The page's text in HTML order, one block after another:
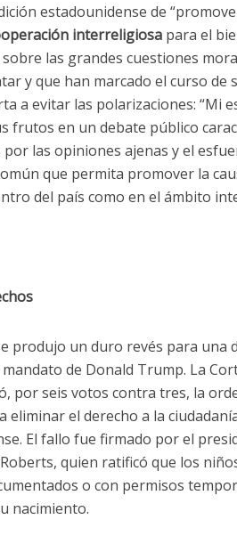
estadounidense de
interreligiosa para el
las grandes cuestiones
y que han marcado el curso de
a evitar las polarizaciones: “Mi
frutos en un debate público
las opiniones ajenas y el
que permita promover la
del país como en el ámbito
produjo un duro revés para una
de Donald Trump. La
por seis votos contra tres, la
eliminar el derecho a la
El fallo fue firmado por el
quien ratificó que los
o con permisos
nacimiento.